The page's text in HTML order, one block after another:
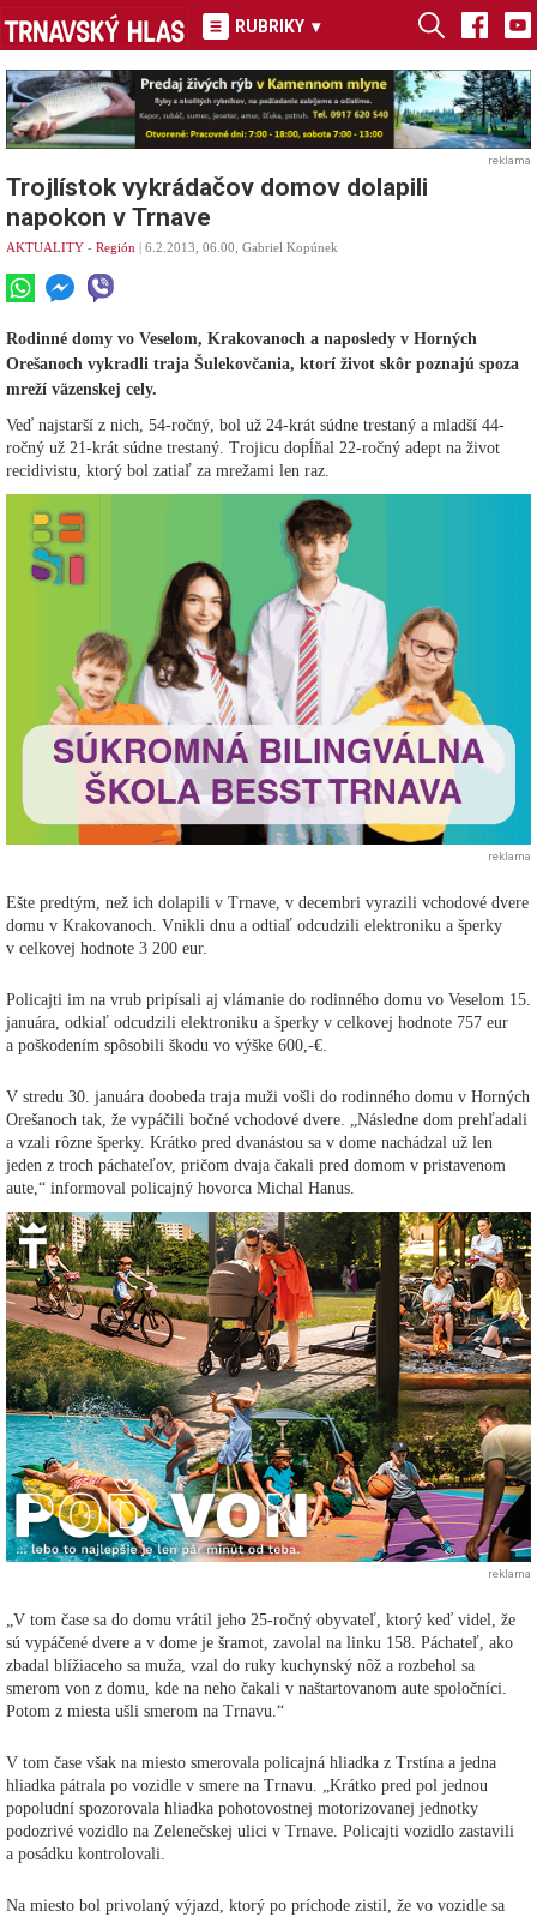
RUBRIKY ▾
reklama
Trojlístok vykrádačov domov dolapili
napokon v Trnave
AKTUALITY - Región | 6.2.2013, 06.00, Gabriel Kopúnek
Rodinné domy vo Veselom, Krakovanoch a naposledy v Horných
Orešanoch vykradli traja Šulekovčania, ktorí život skôr poznajú spoza
mreží väzenskej cely.
Veď najstarší z nich, 54-ročný, bol už 24-krát súdne trestaný a mladší 44-
ročný už 21-krát súdne trestaný. Trojicu dopĺňal 22-ročný adept na život
recidivistu, ktorý bol zatiaľ za mrežami len raz.
reklama
Ešte predtým, než ich dolapili v Trnave, v decembri vyrazili vchodové dvere
domu v Krakovanoch. Vnikli dnu a odtiaľ odcudzili elektroniku a šperky
v celkovej hodnote 3 200 eur.
Policajti im na vrub pripísali aj vlámanie do rodinného domu vo Veselom 15.
januára, odkiaľ odcudzili elektroniku a šperky v celkovej hodnote 757 eur
a poškodením spôsobili škodu vo výške 600,-€.
V stredu 30. januára doobeda traja muži vošli do rodinného domu v Horných
Orešanoch tak, že vypáčili bočné vchodové dvere. „Následne dom prehľadali
a vzali rôzne šperky. Krátko pred dvanástou sa v dome nachádzal už len
jeden z troch páchateľov, pričom dvaja čakali pred domom v pristavenom
aute,“ informoval policajný hovorca Michal Hanus.
reklama
„V tom čase sa do domu vrátil jeho 25-ročný obyvateľ, ktorý keď videl, že
sú vypáčené dvere a v dome je šramot, zavolal na linku 158. Páchateľ, ako
zbadal blížiaceho sa muža, vzal do ruky kuchynský nôž a rozbehol sa
smerom von z domu, kde na neho čakali v naštartovanom aute spoločníci.
Potom z miesta ušli smerom na Trnavu.“
V tom čase však na miesto smerovala policajná hliadka z Trstína a jedna
hliadka pátrala po vozidle v smere na Trnavu. „Krátko pred pol jednou
popoludní spozorovala hliadka pohotovostnej motorizovanej jednotky
podozrivé vozidlo na Zelenečskej ulici v Trnave. Policajti vozidlo zastavili
a posádku kontrolovali.
Na miesto bol privolaný výjazd, ktorý po príchode zistil, že vo vozidle sa